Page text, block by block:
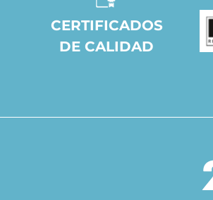
CERTIFICADOS
DE CALIDAD